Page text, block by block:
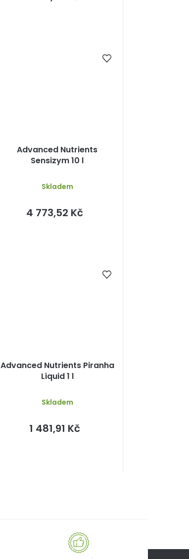
Advanced Nutrients
Sensizym 10 l
Skladem
4 773,52 Kč
Advanced Nutrients Piranha
Liquid 1 l
Skladem
1 481,91 Kč